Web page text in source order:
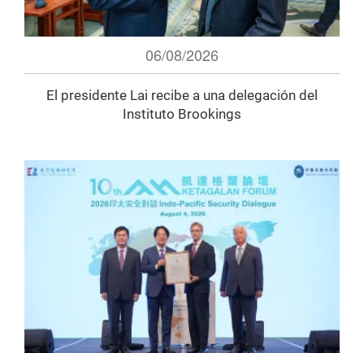
06/08/2026
El presidente Lai recibe a una delegación del
Instituto Brookings